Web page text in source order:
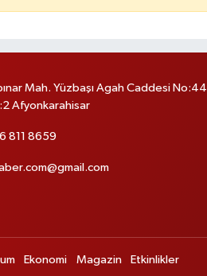
Mah. Yüzbaşı Agah Caddesi No:44
Afyonkarahisar
811 8659
Ekonomi Magazin Etkinlikler